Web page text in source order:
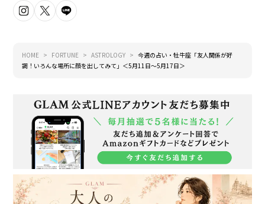
HOME FORTUNE ASTROLOGY
今週の占い・牡牛座「友人関係が好
調！いろんな場所に顔を出してみて」＜5月11日～5月17日＞